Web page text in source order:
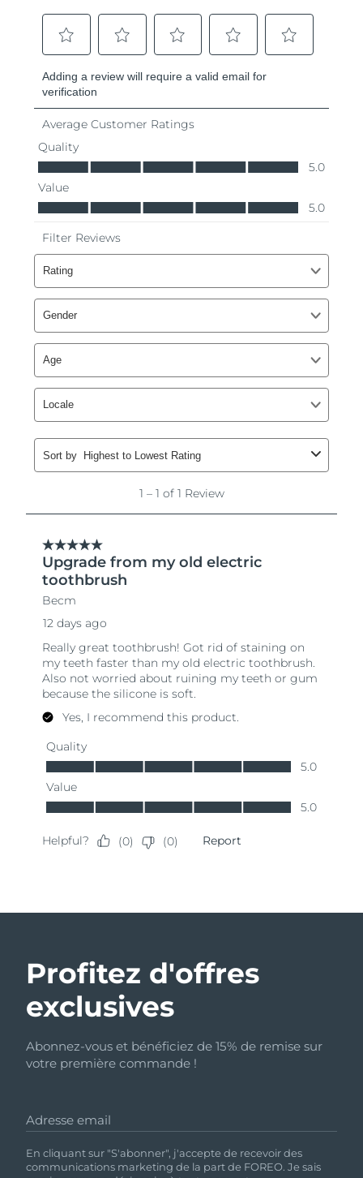
Profitez d'offres
exclusives
Abonnez-vous et bénéficiez de 15% de remise sur
votre première commande !
Adresse email
En cliquant sur "S'abonner", j'accepte de recevoir des
communications marketing de la part de FOREO. Je sais